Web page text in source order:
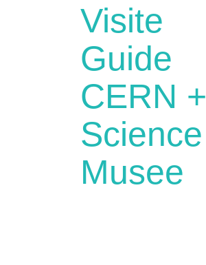
Visite
Guide
CERN +
Science
Musee